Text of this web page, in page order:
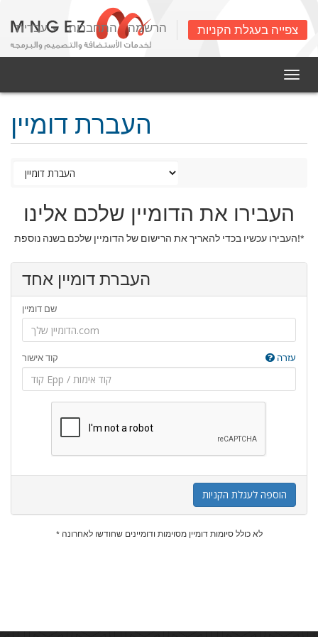
עברית התחברות הרשמה צפייה בעגלת הקניות
העברת דומיין
העבירו את הדומיין שלכם אלינו
העבירו עכשיו בכדי להאריך את הרישום של הדומיין שלכם בשנה נוספת!*
העברת דומיין אחד
שם דומיין
קוד אישור עזרה
הוספה לעגלת הקניות
* לא כולל סיומות דומיין מסוימות ודומיינים שחודשו לאחרונה